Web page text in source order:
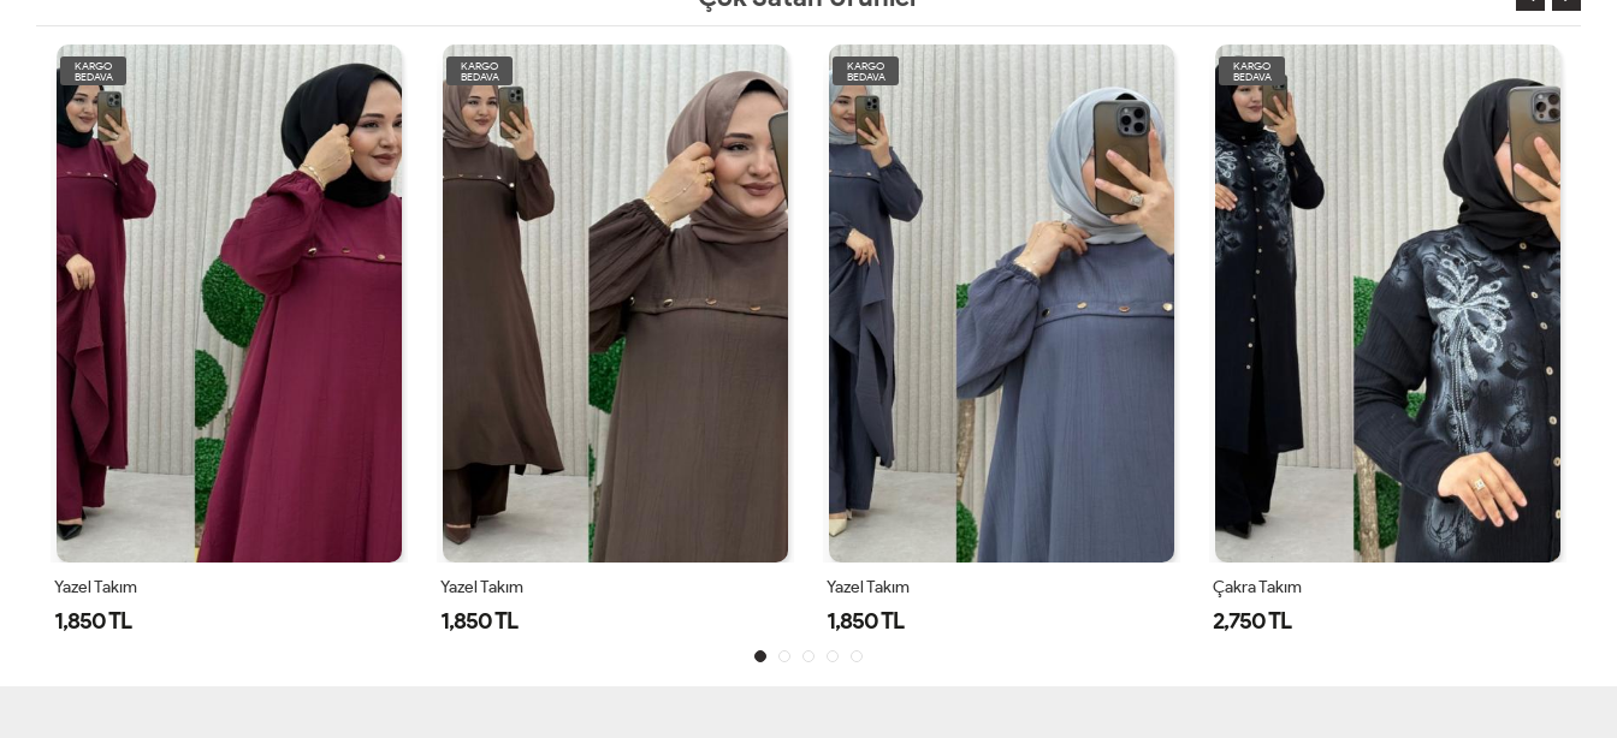
KARGO
BEDAVA
Yazel Takım
1,850 TL
KARGO
BEDAVA
Yazel Takım
1,850 TL
KARGO
BEDAVA
Yazel Takım
1,850 TL
KARGO
BEDAVA
Çakra Takım
2,750 TL